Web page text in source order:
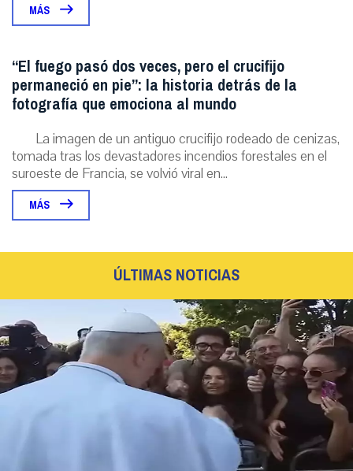
MÁS
“El fuego pasó dos veces, pero el crucifijo
permaneció en pie”: la historia detrás de la
fotografía que emociona al mundo
La imagen de un antiguo crucifijo rodeado de cenizas,
tomada tras los devastadores incendios forestales en el
suroeste de Francia, se volvió viral en...
MÁS
ÚLTIMAS NOTICIAS